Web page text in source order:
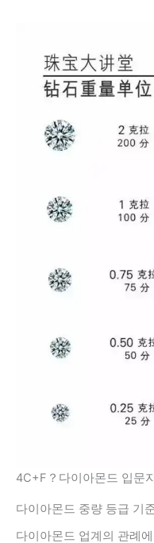
4C+F？다이아몬드 입문
다이아몬드 중량 등급 기
다이아몬드 업계의 관례